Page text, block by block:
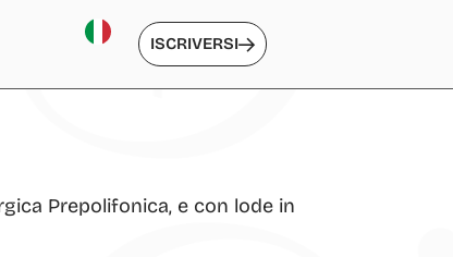
ISCRIVERSI
Prepolifonica, e con lode in